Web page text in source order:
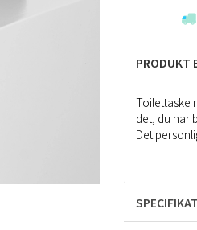
PRODUKT
Toilettaske
det, du har
Det